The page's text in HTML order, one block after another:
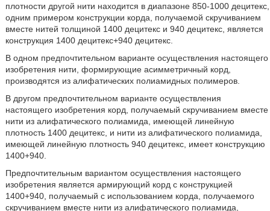
плотности другой нити находится в диапазоне 850-1000 децитекс,
одним примером конструкции корда, получаемой скручиванием
вместе нитей толщиной 1400 децитекс и 940 децитекс, является
конструкция 1400 децитекс+940 децитекс.
В одном предпочтительном варианте осуществления настоящего
изобретения нити, формирующие асимметричный корд,
производятся из алифатических полиамидных полимеров.
В другом предпочтительном варианте осуществления
настоящего изобретения корд, получаемый скручиванием вместе
нити из алифатического полиамида, имеющей линейную
плотность 1400 децитекс, и нити из алифатического полиамида,
имеющей линейную плотность 940 децитекс, имеет конструкцию
1400+940.
Предпочтительным вариантом осуществления настоящего
изобретения является армирующий корд с конструкцией
1400+940, получаемый с использованием корда, получаемого
скручиванием вместе нити из алифатического полиамида,